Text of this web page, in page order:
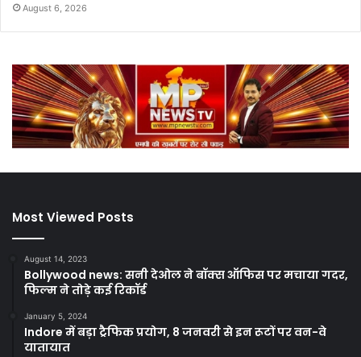
August 6, 2026
Most Viewed Posts
August 14, 2023
Bollywood news: सनी देओल ने बॉक्स ऑफिस पर मचाया गदर,
फिल्म ने तोड़े कई रिकॉर्ड
January 5, 2024
Indore में बड़ा ट्रैफिक प्रयोग, 8 जनवरी से इन रूटों पर वन-वे
यातायात